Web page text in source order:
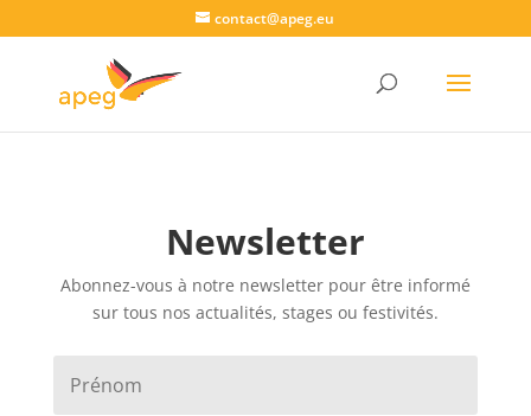
contact@apeg.eu
Newsletter
Abonnez-vous à notre newsletter pour être informé
sur tous nos actualités, stages ou festivités.